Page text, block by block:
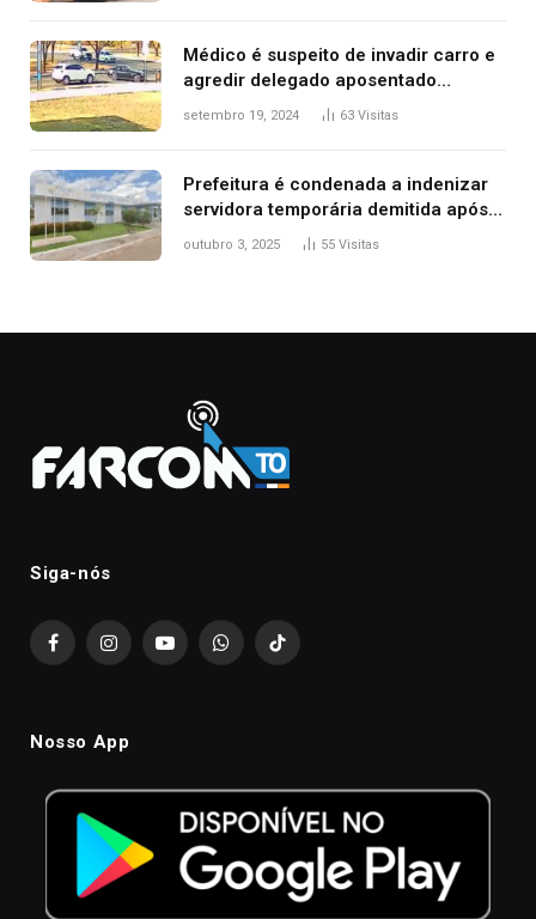
Médico é suspeito de invadir carro e
agredir delegado aposentado
durante confusão no trânsito
setembro 19, 2024 63 Visitas
Prefeitura é condenada a indenizar
servidora temporária demitida após
nascimento da filha
outubro 3, 2025 55 Visitas
Siga-nós
FacebookInstagramYouTubeWhatsAppTikTok
Nosso App